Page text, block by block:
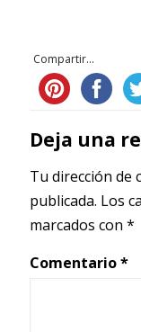
Compartir...
Deja una
Tu dirección de
publicada. Los
marcados con *
Comentario*